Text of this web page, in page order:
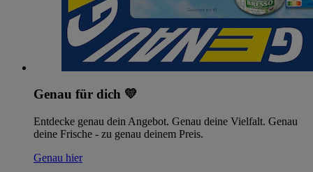
Genau für dich 💛
Entdecke genau dein Angebot. Genau deine Vielfalt. Genau
deine Frische - zu genau deinem Preis.
Genau hier